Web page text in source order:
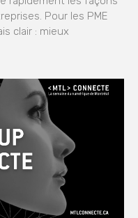
Pour les PME
clair : mieux